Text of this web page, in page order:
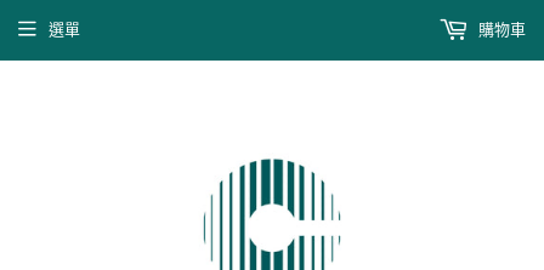
選單 購物車